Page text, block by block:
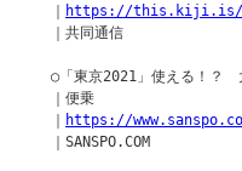
https://this.kiji.is/
    ｜共同通信
○「東京2021」使える！？　
    ｜便乗
https://
    ｜SANSPO.COM